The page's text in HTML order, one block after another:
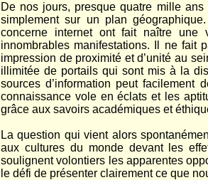
De nos jours, presque quatre mille
simplement sur un plan
concerne internet ont fait naître
innombrables manifestations. Il ne fait
impression de proximité et d’unité au
illimitée de portails qui sont mis à la
sources d’information peut facilement
connaissance vole en éclats et les
grâce aux savoirs académiques et
La question qui vient alors
aux cultures du monde devant les
soulignent volontiers les apparentes
le défi de présenter clairement ce que